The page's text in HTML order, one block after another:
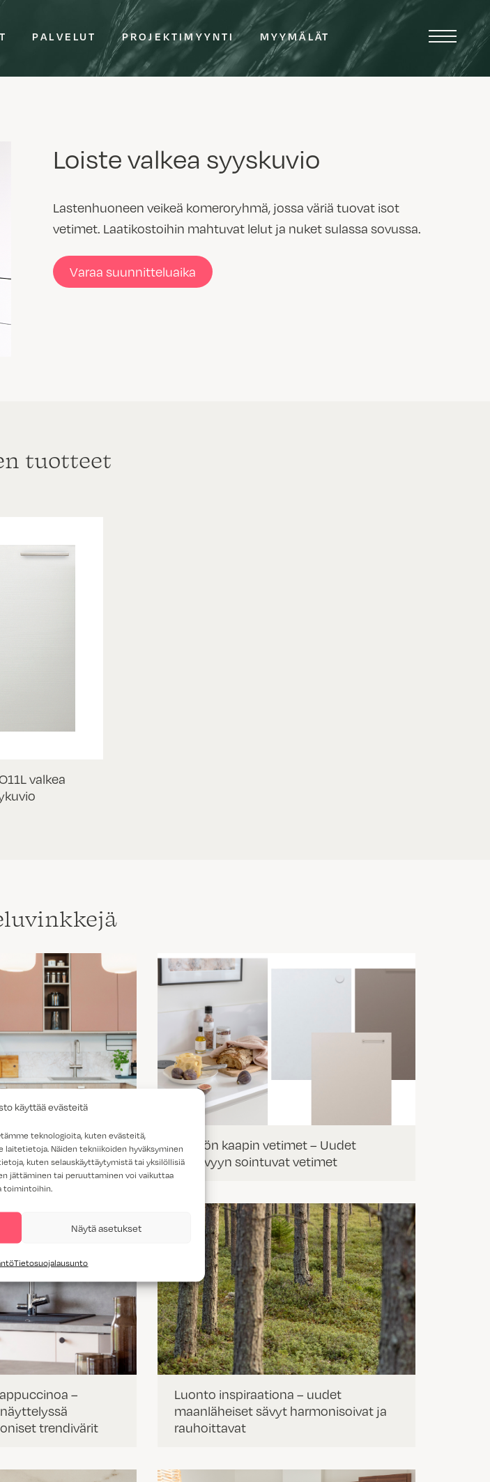
käyttää evästeitä
teknologioita, kuten evästeitä,
Näiden tekniikoiden hyväksyminen
kuten selauskäyttäytymistä tai yksilöllisiä
jättäminen tai peruuttaminen voi vaikuttaa
toimintoihin.
Näytä asetukset
Tietosuojalausunto
PALVELUT PROJEKTIMYYNTI MYYMÄLÄT
Loiste valkea syyskuvio
Lastenhuoneen veikeä komeroryhmä, jossa väriä tuovat isot
vetimet. Laatikostoihin mahtuvat lelut ja nuket sulassa sovussa.
Varaa suunnitteluaika
tuotteet
valkea
sävykästä ja
Keittiön kaapin vetimet – Uudet
ovisävyyn sointuvat vetimet
–
trendivärit
Luonto inspiraationa – uudet
maanläheiset sävyt harmonisoivat ja
rauhoittavat